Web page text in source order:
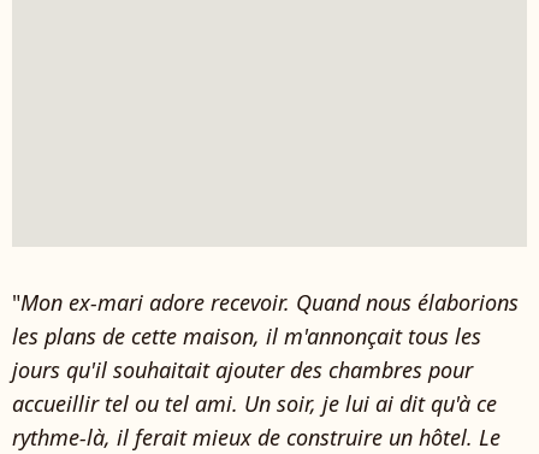
"Mon ex-mari adore recevoir. Quand nous élaborions
les plans de cette maison, il m'annonçait tous les
jours qu'il souhaitait ajouter des chambres pour
accueillir tel ou tel ami. Un soir, je lui ai dit qu'à ce
rythme-là, il ferait mieux de construire un hôtel. Le